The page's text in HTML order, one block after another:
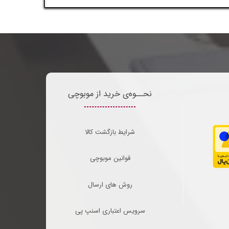
نحــوه‌ی خرید از موبوچی
شرایط بازگشت کالا
قوانین موبوچی
روش های ارسال
سرویس اعتباری اسنپ پی